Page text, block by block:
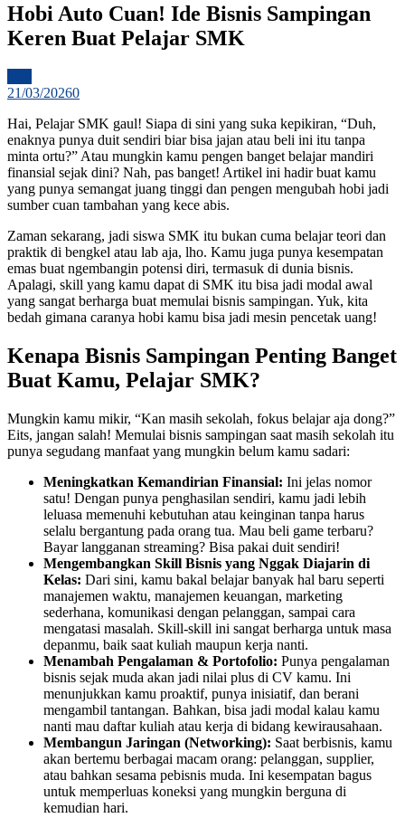
Hobi Auto Cuan! Ide Bisnis Sampingan
Keren Buat Pelajar SMK
21/03/20260
Hai, Pelajar SMK gaul! Siapa di sini yang suka kepikiran, “Duh,
enaknya punya duit sendiri biar bisa jajan atau beli ini itu tanpa
minta ortu?” Atau mungkin kamu pengen banget belajar mandiri
finansial sejak dini? Nah, pas banget! Artikel ini hadir buat kamu
yang punya semangat juang tinggi dan pengen mengubah hobi jadi
sumber cuan tambahan yang kece abis.
Zaman sekarang, jadi siswa SMK itu bukan cuma belajar teori dan
praktik di bengkel atau lab aja, lho. Kamu juga punya kesempatan
emas buat ngembangin potensi diri, termasuk di dunia bisnis.
Apalagi, skill yang kamu dapat di SMK itu bisa jadi modal awal
yang sangat berharga buat memulai bisnis sampingan. Yuk, kita
bedah gimana caranya hobi kamu bisa jadi mesin pencetak uang!
Kenapa Bisnis Sampingan Penting Banget
Buat Kamu, Pelajar SMK?
Mungkin kamu mikir, “Kan masih sekolah, fokus belajar aja dong?”
Eits, jangan salah! Memulai bisnis sampingan saat masih sekolah itu
punya segudang manfaat yang mungkin belum kamu sadari:
Meningkatkan Kemandirian Finansial: Ini jelas nomor
satu! Dengan punya penghasilan sendiri, kamu jadi lebih
leluasa memenuhi kebutuhan atau keinginan tanpa harus
selalu bergantung pada orang tua. Mau beli game terbaru?
Bayar langganan streaming? Bisa pakai duit sendiri!
Mengembangkan Skill Bisnis yang Nggak Diajarin di
Kelas: Dari sini, kamu bakal belajar banyak hal baru seperti
manajemen waktu, manajemen keuangan, marketing
sederhana, komunikasi dengan pelanggan, sampai cara
mengatasi masalah. Skill-skill ini sangat berharga untuk masa
depanmu, baik saat kuliah maupun kerja nanti.
Menambah Pengalaman & Portofolio: Punya pengalaman
bisnis sejak muda akan jadi nilai plus di CV kamu. Ini
menunjukkan kamu proaktif, punya inisiatif, dan berani
mengambil tantangan. Bahkan, bisa jadi modal kalau kamu
nanti mau daftar kuliah atau kerja di bidang kewirausahaan.
Membangun Jaringan (Networking): Saat berbisnis, kamu
akan bertemu berbagai macam orang: pelanggan, supplier,
atau bahkan sesama pebisnis muda. Ini kesempatan bagus
untuk memperluas koneksi yang mungkin berguna di
kemudian hari.